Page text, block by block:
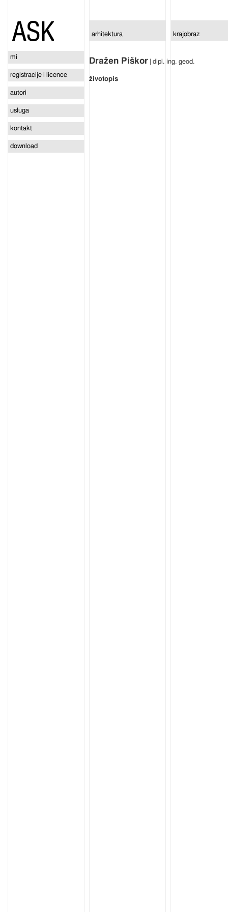
arhitektura krajobraz
mi
registracije i licence
autori
usluga
kontakt
download
Dražen Piškor | dipl. ing. geod.
životopis